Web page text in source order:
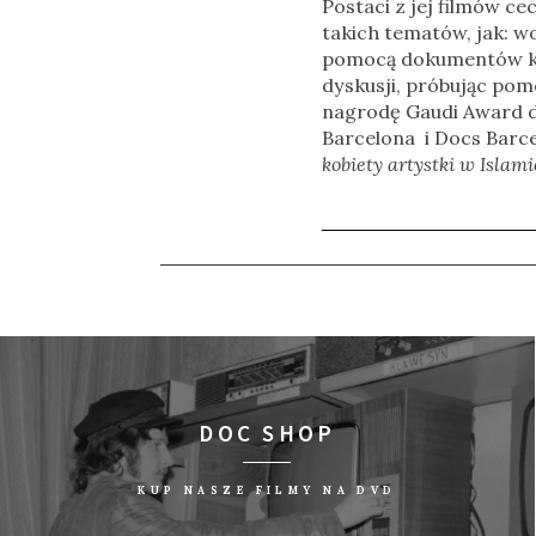
Postaci z jej filmów
takich tematów, jak:
pomocą dokumentów
dyskusji, próbując
nagrodę Gaudi Award
Barcelona i Docs
kobiety artystki w
DOC SHOP
KUP NASZE FILMY NA DVD